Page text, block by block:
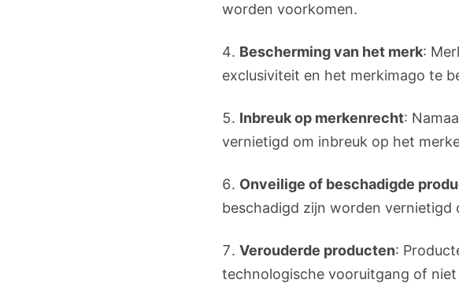
worden voorkomen.
Bescherming van het merk:
exclusiviteit en het merkimago te
Inbreuk op merkenrecht:
vernietigd om inbreuk op het
Onveilige of beschadigde
beschadigd zijn worden
Verouderde producten:
technologische vooruitgang of